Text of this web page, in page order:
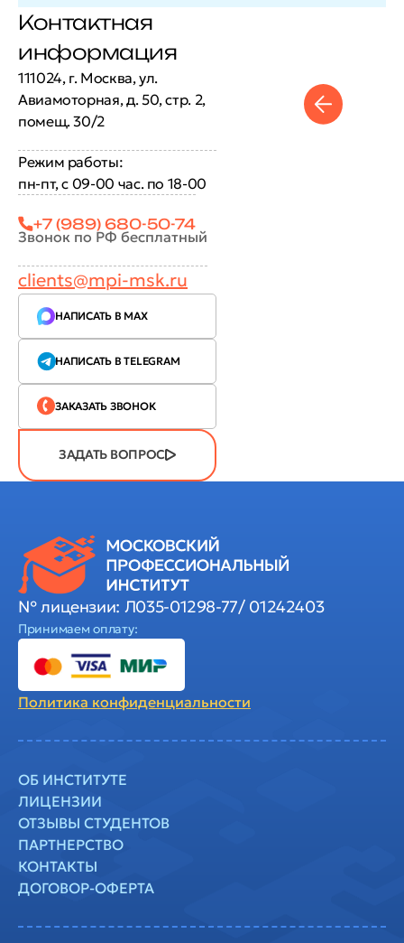
Контактная
информация
111024, г. Москва, ул.
Авиамоторная, д. 50, стр. 2,
помещ. 30/2
Режим работы:
пн-пт, с 09-00 час. по 18-00
+7 (989) 680-50-74
Звонок по РФ бесплатный
clients@mpi-msk.ru
НАПИСАТЬ В MAX
НАПИСАТЬ В TELEGRAM
ЗАКАЗАТЬ ЗВОНОК
ЗАДАТЬ ВОПРОС
№ лицензии: Л035-01298-77/ 01242403
Принимаем оплату:
Политика конфиденциальности
ОБ ИНСТИТУТЕ
ЛИЦЕНЗИИ
ОТЗЫВЫ СТУДЕНТОВ
ПАРТНЕРСТВО
КОНТАКТЫ
ДОГОВОР-ОФЕРТА